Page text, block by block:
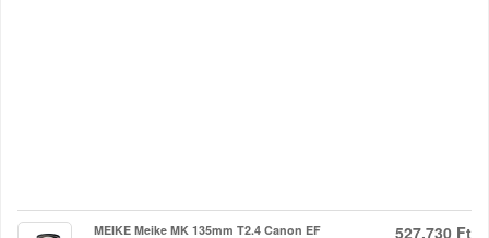
MEIKE Meike MK 135mm T2.4 Canon EF 527.730 Ft